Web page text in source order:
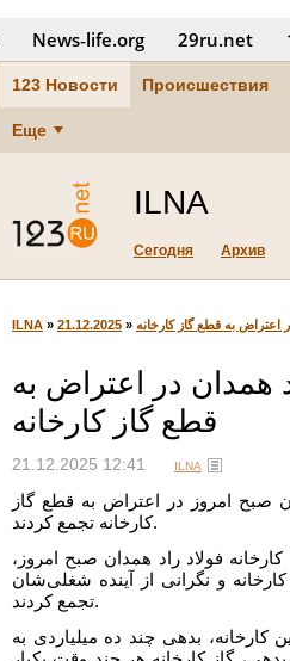
News‑life.org 29ru.net
123 Новости Происшествия
Еще
ILNA
Сегодня Архив
ILNA » 21.12.2025 » اعتراض به قطع گاز کارخانه
همدان در اعتراض به
قطع گاز کارخانه
21.12.2025 12:41 ILNA
صبح امروز در اعتراض به قطع گاز
کارخانه تجمع کردند.
فولاد راد همدان صبح امروز،
کارخانه و نگرانی از آینده شغلی‌شان
تجمع کردند.
کارخانه، بدهی چند ده میلیاردی به